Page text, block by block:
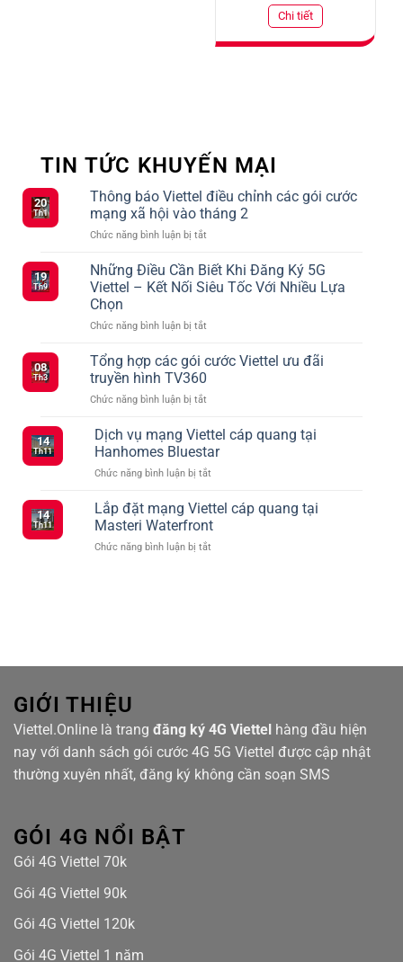
Chi tiết
TIN TỨC KHUYẾN MẠI
20
Th1
Thông báo Viettel điều chỉnh các gói cước
mạng xã hội vào tháng 2
Chức năng bình luận bị tắt
báo
Viettel
điều
các
cước
hội
tháng
2
19
Th9
Những Điều Cần Biết Khi Đăng Ký 5G
Viettel – Kết Nối Siêu Tốc Với Nhiều Lựa
Chọn
Chức năng bình luận bị tắt
Điều
Khi
Ký
5G
–
Nối
Siêu
08
Th3
Tổng hợp các gói cước Viettel ưu đãi
truyền hình TV360
Chức năng bình luận bị tắt
hợp
gói
cước
ưu
đãi
hình
14
Th11
Dịch vụ mạng Viettel cáp quang tại
Hanhomes Bluestar
Chức năng bình luận bị tắt
vụ
mạng
Viettel
cáp
14
Th11
Lắp đặt mạng Viettel cáp quang tại
Masteri Waterfront
Chức năng bình luận bị tắt
Masteri
GIỚI THIỆU
Viettel.Online là trang đăng ký 4G Viettel hàng đầu hiện
nay với danh sách gói cước 4G 5G Viettel được cập nhật
thường xuyên nhất, đăng ký không cần soạn SMS
GÓI 4G NỔI BẬT
Gói 4G Viettel 70k
Gói 4G Viettel 90k
Gói 4G Viettel 120k
Gói 4G Viettel 1 năm